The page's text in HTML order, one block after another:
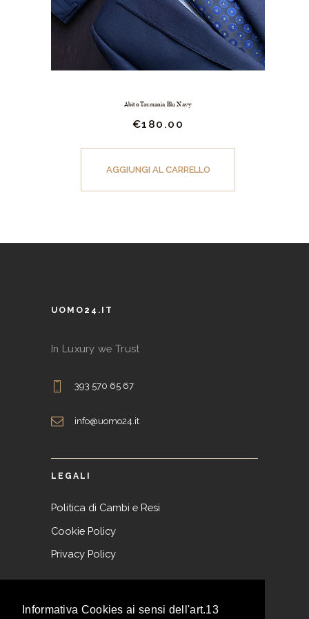
Informativa Cookies ai sensi dell'art.13
Abito Tasmania Blu Navy
€180.00
AGGIUNGI AL CARRELLO
Questo
Le
UOMO24.IT
In Luxury we Trust
393 570 65 67
info@uomo24.it
LEGALI
Politica di Cambi e Resi
Cookie Policy
Privacy Policy
NEWSLETTER